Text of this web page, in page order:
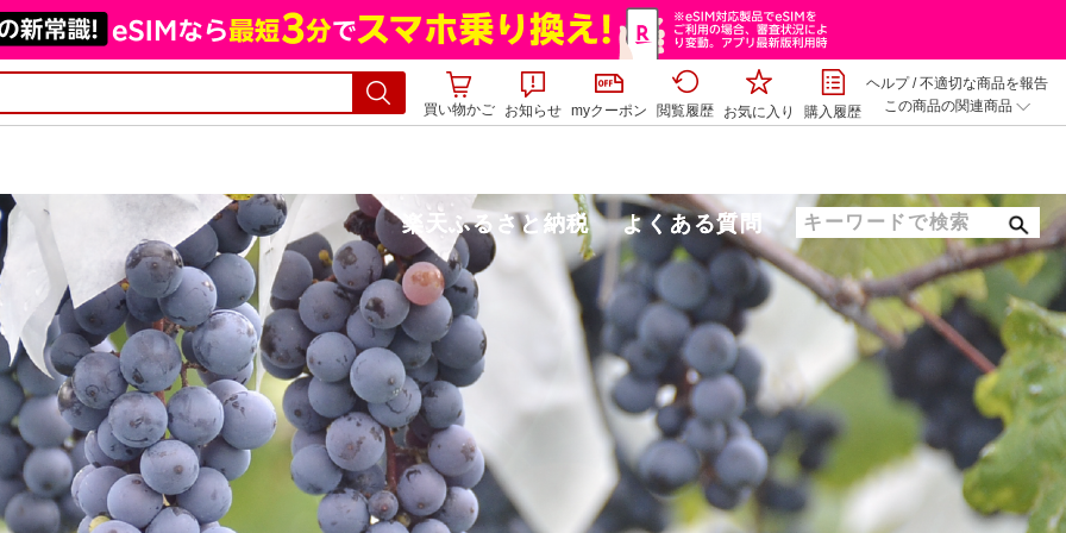
買い物かご お知らせ myクーポン 閲覧履歴 お気に入り 購入履歴
ヘルプ/不適切な商品を報告
この商品の関連商品